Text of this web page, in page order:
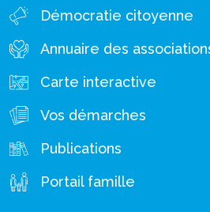
Démocratie citoyenne
Annuaire des
Carte interactive
Vos démarches
Publications
Portail famille